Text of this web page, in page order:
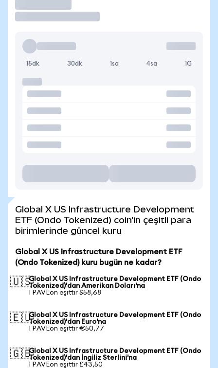
15dk 30dk 1sa 4sa 1G
Global X US Infrastructure Development
ETF (Ondo Tokenized) coin'in çeşitli para
birimlerinde güncel kuru
Global X US Infrastructure Development ETF
(Ondo Tokenized) kuru bugün ne kadar?
🇺🇸Global X US Infrastructure Development ETF (Ondo
Tokenized)'dan Amerikan Doları'na
1 PAVEon eşittir $58,68
🇪🇺Global X US Infrastructure Development ETF (Ondo
Tokenized)'dan Euro'na
1 PAVEon eşittir €50,77
🇬🇧Global X US Infrastructure Development ETF (Ondo
Tokenized)'dan İngiliz Sterlini'na
1 PAVEon eşittir £43,50